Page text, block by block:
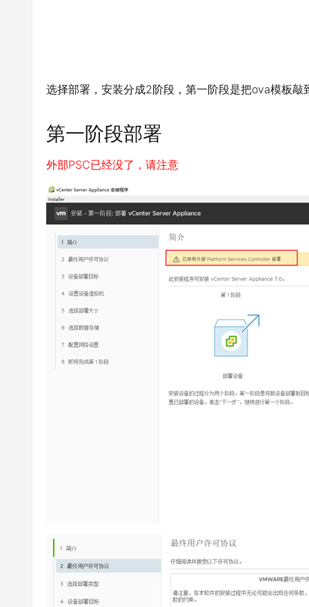
选择部署，安装分成2阶段，第一阶段是把ova模板
第一阶段部署
外部PSC已经没了，请注意